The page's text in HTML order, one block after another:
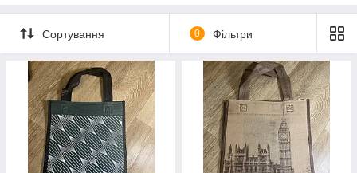
Сортування 0 Фільтри